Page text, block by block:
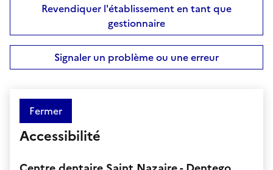
Revendiquer l'établissement en tant que
gestionnaire
Signaler un problème ou une erreur
Fermer
Accessibilité